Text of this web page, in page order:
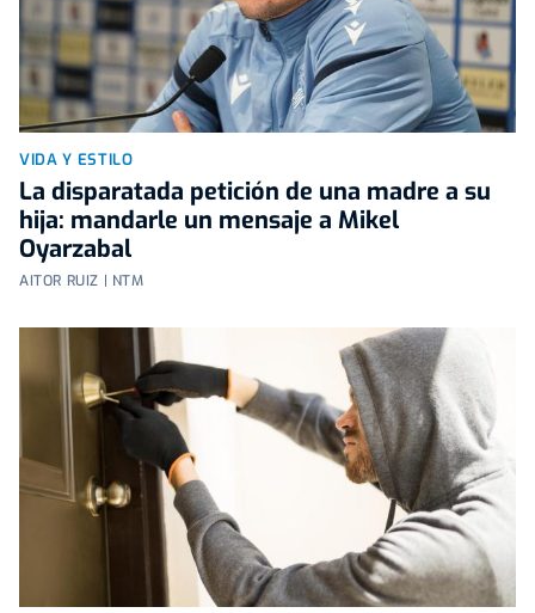
VIDA Y ESTILO
La disparatada petición de una madre a su
hija: mandarle un mensaje a Mikel
Oyarzabal
AITOR RUIZ | NTM